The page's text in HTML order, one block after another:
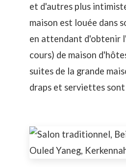
et d'autres plus
maison est louée dans
en attendant d'obtenir
cours) de maison
suites de la grande
draps et serviettes